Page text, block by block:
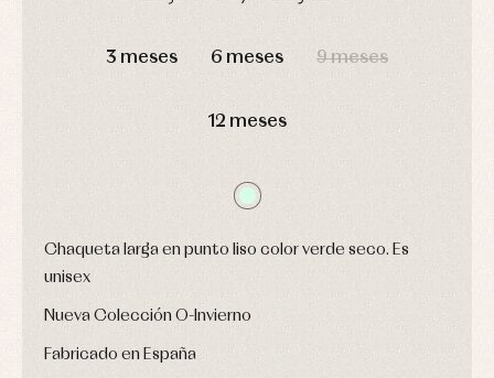
3 meses 6 meses 9 meses
12 meses
Chaqueta larga en punto liso color verde seco. Es
unisex
Nueva Colección O-Invierno
Fabricado en España
abrigo
baño